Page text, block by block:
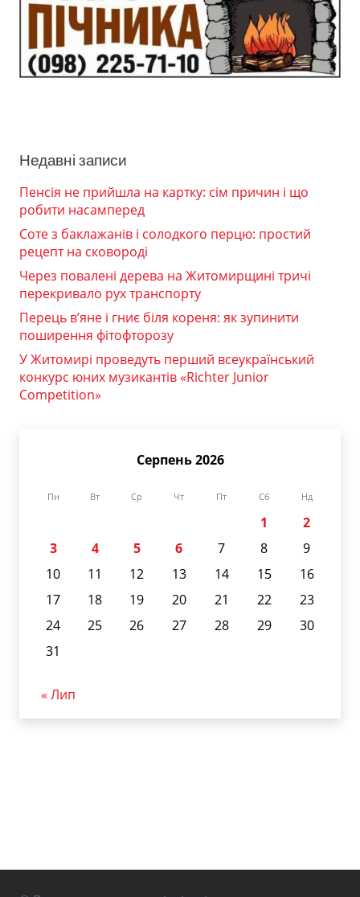
Недавні записи
Пенсія не прийшла на картку: сім причин і що
робити насамперед
Соте з баклажанів і солодкого перцю: простий
рецепт на сковороді
Через повалені дерева на Житомирщині тричі
перекривало рух транспорту
Перець в’яне і гниє біля кореня: як зупинити
поширення фітофторозу
У Житомирі проведуть перший всеукраїнський
конкурс юних музикантів «Richter Junior
Competition»
Серпень 2026
Пн Вт Ср Чт Пт Сб Нд
1
2
3
4 5 6 7 8
9
10
11 12 13 14 15
16
17
18 19 20 21 22
23
24
25 26 27 28 29
30
31
« Лип